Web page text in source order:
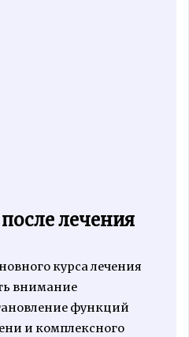
лечения
курса лечения
внимание
функций
и комплексного